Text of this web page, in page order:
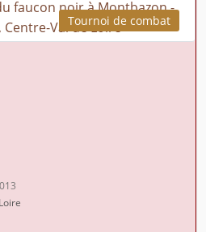
Tournoi de combat